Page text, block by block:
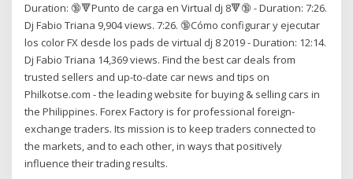
Duration: 🔞🔻Punto de carga en Virtual dj 8🔻🔞 - Duration: 7:26.
Dj Fabio Triana 9,904 views. 7:26. 🔞Cómo configurar y ejecutar
los color FX desde los pads de virtual dj 8 2019 - Duration: 12:14.
Dj Fabio Triana 14,369 views. Find the best car deals from
trusted sellers and up-to-date car news and tips on
Philkotse.com - the leading website for buying & selling cars in
the Philippines. Forex Factory is for professional foreign-
exchange traders. Its mission is to keep traders connected to
the markets, and to each other, in ways that positively
influence their trading results.